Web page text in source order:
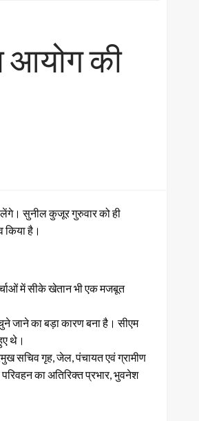
आयोग की
सुनील कुजूर गुरुवार को ही
किया है।
में सीके खेतान भी एक मजबूत
जाने का बड़ा कारण बना है। सीएम
थे।
सचिव गृह, जेल, पंचायत एवं ग्रामीण
का अतिरिक्त प्रभार, भुवनेश